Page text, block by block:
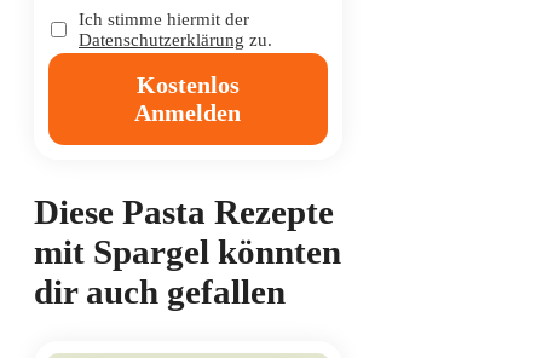
Ich stimme hiermit der
Datenschutzerklärung zu.
Kostenlos
Anmelden
Diese Pasta Rezepte
mit Spargel könnten
dir auch gefallen